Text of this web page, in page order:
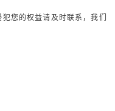
您的权益请及时联系，我们